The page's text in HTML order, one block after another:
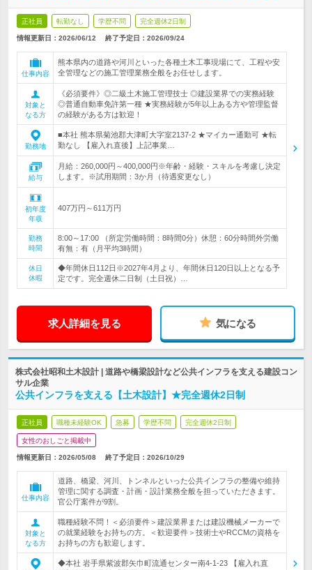
正社員 転勤なし 学歴不問 完全週休2日制
情報更新日：2026/06/12 終了予定日： 2026/09/24
仕事内容
熊本県内の道路や河川といった各種土木工事現場にて、工程や安
全管理などの施工管理業務全般をお任せします。
対象と
なる方
《必須要件》◎二級土木施工管理技士 ◎建設業界での実務経験
◎普通自動車免許第一種 ★実務経験が5年以上ある方や管理監督
の経験がある方は歓迎！
勤務地
■本社 熊本県菊池郡大津町大字室2137-2 ★マイカー通勤可 ★転
勤なし 【雇入れ直後】上記事業…
給与
月給：260,000円～400,000円※年齢・経験・スキルを考慮し決定
します。※試用期間：3か月（待遇変更なし）
初年度
年収
407万円～611万円
勤務
時間
8:00～17:00 （所定労働時間：8時間0分）休憩：60分時間外労働
有無：有（月平均3時間）
休日
休暇
◆年間休日112日※2027年4月より、年間休日120日以上となる予
定です。完全週休二日制（土日祝）…
求人詳細を見る 気になる
株式会社昭和土木設計 | 道路や橋梁設計など公共インフラを支える建設コン
サル企業
公共インフラを支える【土木設計】★完全週休2日制
正社員 職種未経験OK 急募 学歴不問 完全週休2日制
女性のおしごと掲載中
情報更新日：2026/05/08 終了予定日： 2026/10/29
仕事内容
道路、橋梁、河川、トンネルといった公共インフラの整備や維持
管理に関する調査・計画・設計業務全般を担っていただきます。
官公庁案件が9割。
対象と
なる方
職種経験不問！＜必須要件＞建設業界または建設機械メーカーで
の就業経験をお持ちの方。＜歓迎要件＞技術士やRCCMの資格を
お持ちの方も歓迎します。
◆本社 岩手県紫波郡矢巾町流通センター南4-1-23 【雇入れ直